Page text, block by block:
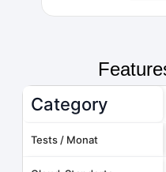
Category
Tests / Monat